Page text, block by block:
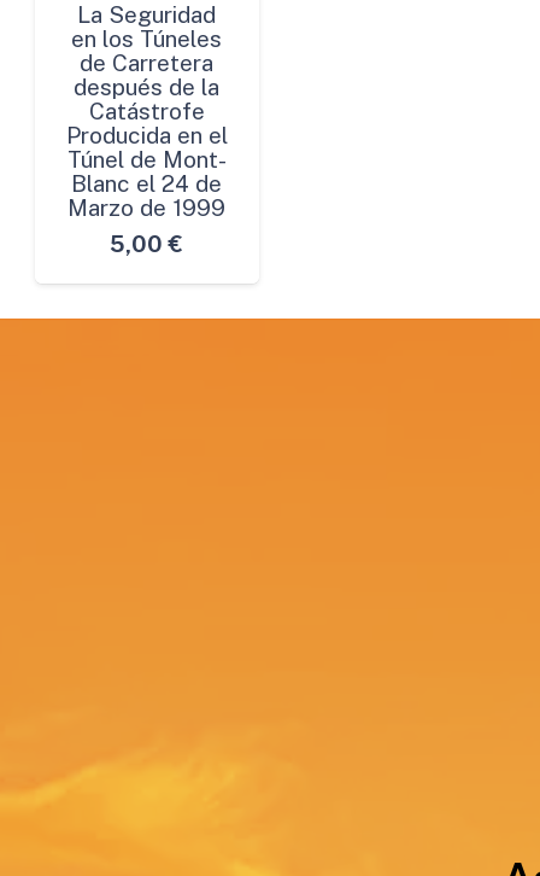
La Seguridad
en los Túneles
de Carretera
después de la
Catástrofe
Producida en el
Túnel de Mont-
Blanc el 24 de
Marzo de 1999
5,00 €